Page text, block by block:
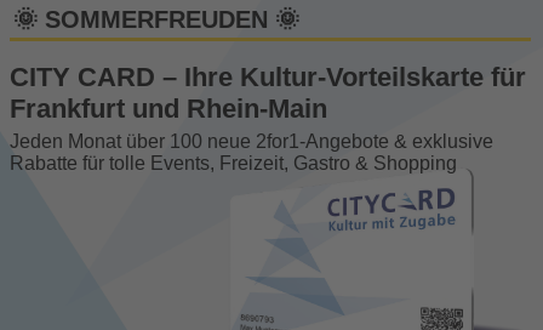
🌞 SOMMERFREUDEN 🌞
CITY CARD – Ihre Kultur-Vorteils­karte für
Frankfurt und Rhein-Main
Jeden Monat über 100 neue 2for1-Angebote & exklusive
Rabatte für tolle Events, Freizeit, Gastro & Shopping